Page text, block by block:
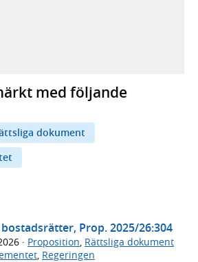
i ny flik, extern webbplats,
flik, extern webbplats,
i ny flik, extern webbplats,
din e-postklient,
med följande
dokument
Prop. 2025/26:304
· Proposition, Rättsliga dokument
, Regeringen